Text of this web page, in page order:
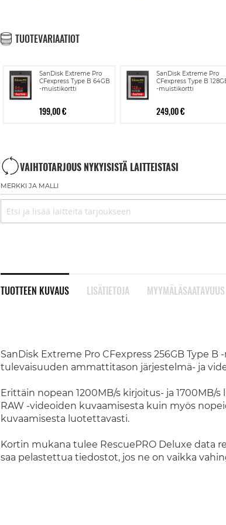
TUOTEVARIAATIOT
SanDisk Extreme Pro
CFexpress Type B 64GB
-muistikortti
199,00 €
SanDisk Extreme Pro
CFexpress Type B
-muistikortti
249,00 €
VAIHTOTARJOUS NYKYISISTÄ LAITTEISTASI
MERKKI JA MALLI
TUOTTEEN KUVAUS
SanDisk Extreme Pro CFexpress 256GB Type
tulevaisuuden ammattitason järjestelmä- ja
Erittäin nopean 1200MB/s kirjoitus- ja
RAW -videoiden kuvaamisesta kuin myös
kuvaamisesta luotettavasti.
Kortin mukana tulee RescuePRO Deluxe data
saa pelastettua tiedostot, jos ne on vaikka
LISÄTIETOJA MYYMÄLÄSAATAVUUS